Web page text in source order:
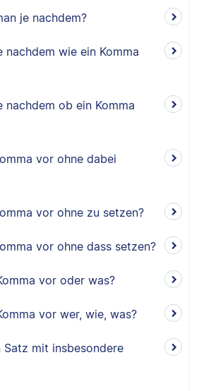
je nachdem?
nachdem wie ein Komma
nachdem ob ein Komma
vor ohne dabei
vor ohne zu setzen?
vor ohne dass setzen?
vor oder was?
vor wer, wie, was?
Satz mit insbesondere